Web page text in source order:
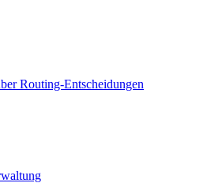
Routing-Entscheidungen